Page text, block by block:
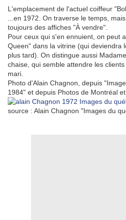
L'emplacement de l'actuel coiffeur
...en 1972. On traverse le temps,
toujours des affiches "À vendre".
Pour ceux qui s'en ennuient, on peut
Queen" dans la vitrine (qui deviendra
plus tard). On distingue aussi
chaise, qui semble attendre les
mari.
Photo d'Alain Chagnon, depuis
1984" et depuis Photos de Montréal
source : Alain Chagnon "Images du